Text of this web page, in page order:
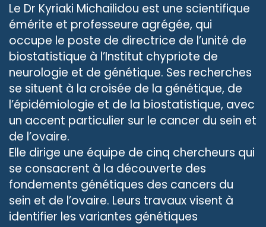
Le Dr Kyriaki Michailidou est une scientifique
émérite et professeure agrégée, qui
occupe le poste de directrice de l’unité de
biostatistique à l’Institut chypriote de
neurologie et de génétique. Ses recherches
se situent à la croisée de la génétique, de
l’épidémiologie et de la biostatistique, avec
un accent particulier sur le cancer du sein et
de l’ovaire.
Elle dirige une équipe de cinq chercheurs qui
se consacrent à la découverte des
fondements génétiques des cancers du
sein et de l’ovaire. Leurs travaux visent à
identifier les variantes génétiques